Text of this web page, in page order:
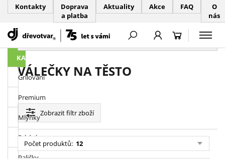
PŘESKOČIT NAVIGACI
Kontakty
Doprava
a platba
Aktuality Akce FAQ
O
nás
KATEGORIE
Grilování
Premium
Mlýnky
Prkénka
VÁLEČKY NA TĚSTO
Zobrazitfiltr zboží
Počet produktů: 12